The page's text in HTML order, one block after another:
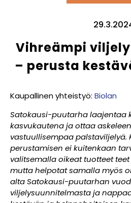
Vihreämpi
– perusta
Kaupallinen yhteistyö: Biolan
Satokausi-puutarha laajentaa
kasvukautena ja ottaa
vastuullisempaa palstaviljelyä.
perustamisen ei kuitenkaan
valitsemalla oikeat tuotteet
mutta helpotat samalla myös
alta Satokausi-puutarhan
viljelysuunnitelmasta ja